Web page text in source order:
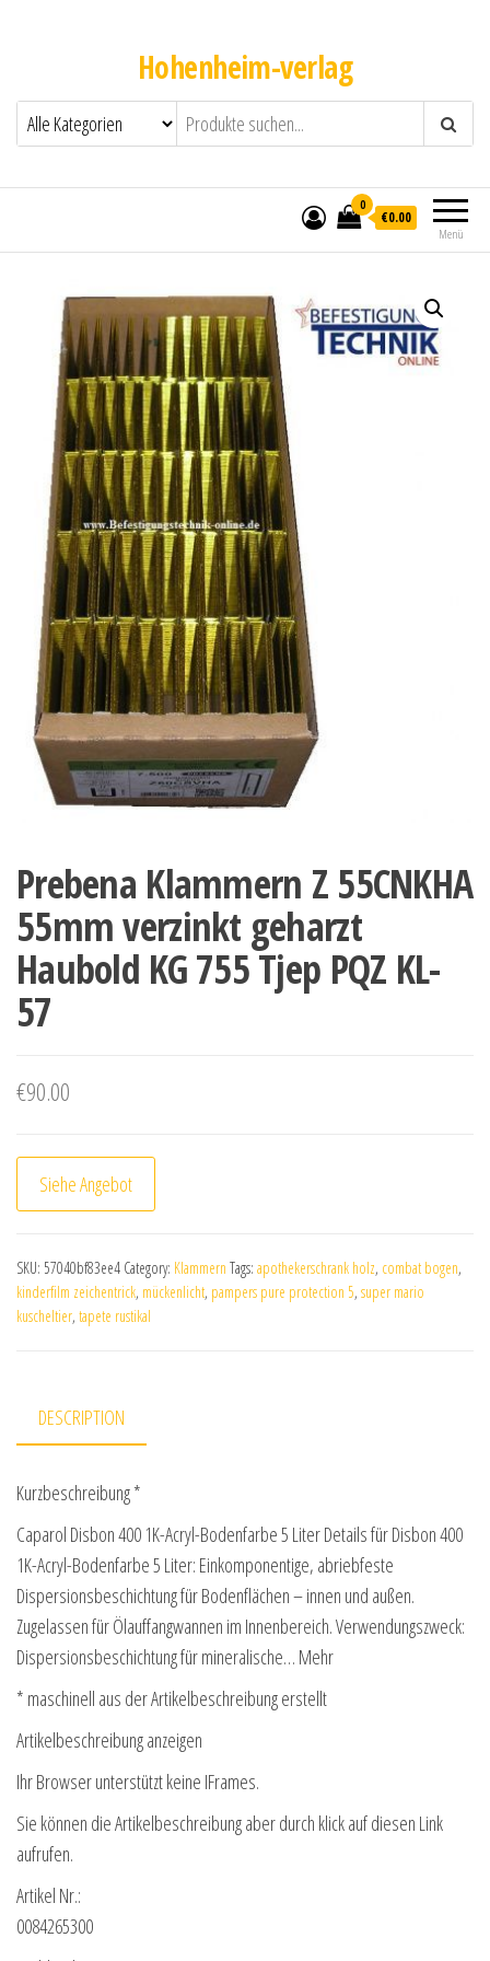
Hohenheim-verlag
Menü
0
€0.00
Prebena Klammern Z 55CNKHA
55mm verzinkt geharzt
Haubold KG 755 Tjep PQZ KL-
57
€90.00
Siehe Angebot
SKU: 57040bf83ee4 Category: Klammern Tags: apothekerschrank holz, combat bogen,
kinderfilm zeichentrick, mückenlicht, pampers pure protection 5, super mario
kuscheltier, tapete rustikal
DESCRIPTION
Kurzbeschreibung *
Caparol Disbon 400 1K-Acryl-Bodenfarbe 5 Liter Details für Disbon 400
1K-Acryl-Bodenfarbe 5 Liter: Einkomponentige, abriebfeste
Dispersionsbeschichtung für Bodenflächen – innen und außen.
Zugelassen für Ölauffangwannen im Innenbereich. Verwendungszweck:
Dispersionsbeschichtung für mineralische… Mehr
* maschinell aus der Artikelbeschreibung erstellt
Artikelbeschreibung anzeigen
Ihr Browser unterstützt keine IFrames.
Sie können die Artikelbeschreibung aber durch klick auf diesen Link
aufrufen.
Artikel Nr.:
0084265300